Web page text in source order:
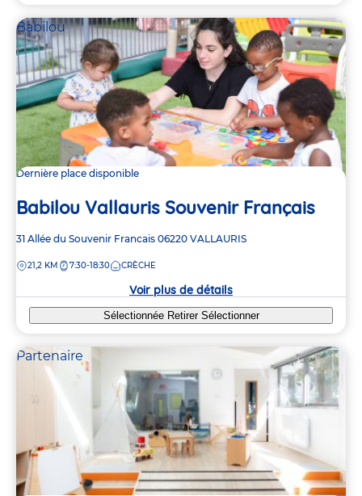
Babilou
Dernière place disponible
Babilou Vallauris Souvenir Français
Adresse
la
31 Allée du Souvenir Francais 06220 VALLAURIS
DISTANCE
21,2 KM 7:30-18:30 CRÈCHE
Voir plus de détails
Sélectionnée Retirer Sélectionner
Partenaire